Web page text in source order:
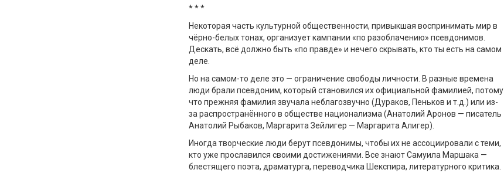
***
Некоторая часть культурной общественности, привыкшая воспринимать мир в
чёрно-белых тонах, организует кампании «по разоблачению» псевдонимов.
Дескать, всё должно быть «по правде» и нечего скрывать, кто ты есть на самом
деле.
Но на самом-то деле это — ограничение свободы личности. В разные времена
люди брали псевдоним, который становился их официальной фамилией, потому
что прежняя фамилия звучала неблагозвучно (Дураков, Пеньков и т.д.) или из-
за распространённого в обществе национализма (Анатолий Аронов — писатель
Анатолий Рыбаков, Маргарита Зейлигер — Маргарита Алигер).
Иногда творческие люди берут псевдонимы, чтобы их не ассоциировали с теми,
кто уже прославился своими достижениями. Все знают Самуила Маршака —
блестящего поэта, драматурга, переводчика Шекспира, литературного критика.